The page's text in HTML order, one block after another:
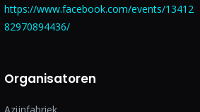
https://www.facebook.com/events/13412
82970894436/
Organisatoren
Azijnfabriek